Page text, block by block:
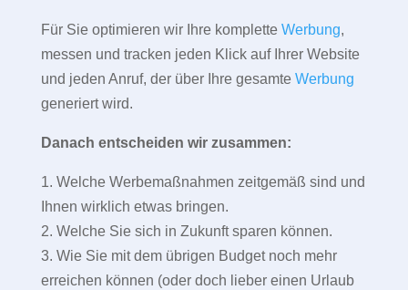
Für Sie optimieren wir Ihre komplette Werbung,
messen und tracken jeden Klick auf Ihrer Website
und jeden Anruf, der über Ihre gesamte Werbung
generiert wird.
Danach entscheiden wir zusammen:
1. Welche Werbemaßnahmen zeitgemäß sind und
Ihnen wirklich etwas bringen.
2. Welche Sie sich in Zukunft sparen können.
3. Wie Sie mit dem übrigen Budget noch mehr
erreichen können (oder doch lieber einen Urlaub